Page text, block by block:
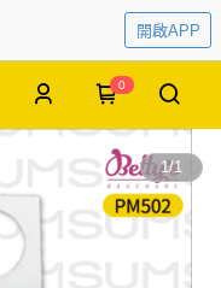
開啟APP
0
1/1